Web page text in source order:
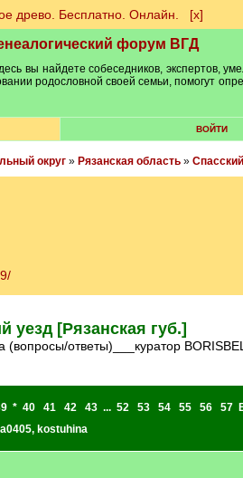
древо. Бесплатно. Онлайн. [х]
форум ВГД
вы найдете собеседников, экспертов,
родословной своей семьи, помогут
ВОЙТИ
округ» Рязанская область»
уезд [Рязанская губ.]
ответы)___куратор BORISBEL
* 40 41 42 43 ... 52 53 54 55 56 57
, kostuhina